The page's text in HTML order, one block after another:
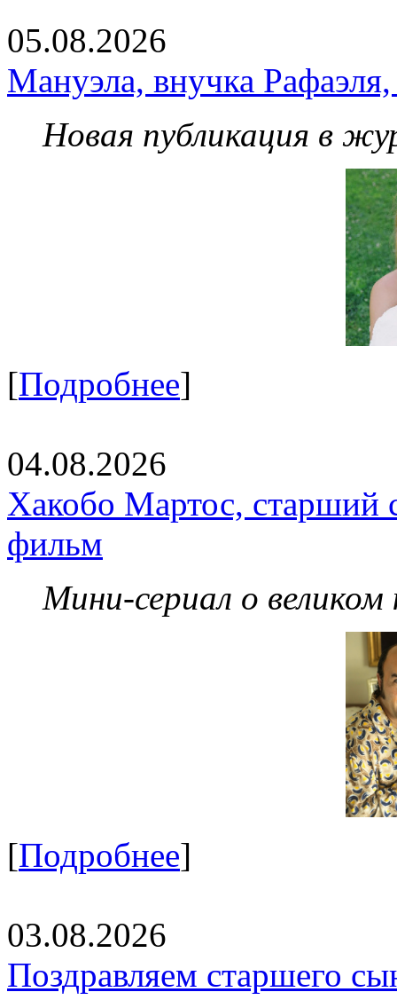
05.08.2026
Мануэла, внучка
Новая публикация в
[Подробнее]
04.08.2026
Хакобо Мартос, старший
фильм
Мини-сериал о великом
[Подробнее]
03.08.2026
Поздравляем старшего